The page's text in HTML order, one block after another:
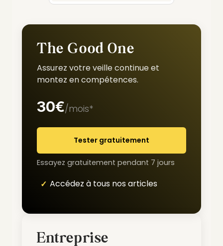
The Good One
Assurez votre veille continue et
montez en compétences.
30€/mois*
Tester gratuitement
Essayez gratuitement pendant 7 jours
Accédez à tous nos articles
Entreprise